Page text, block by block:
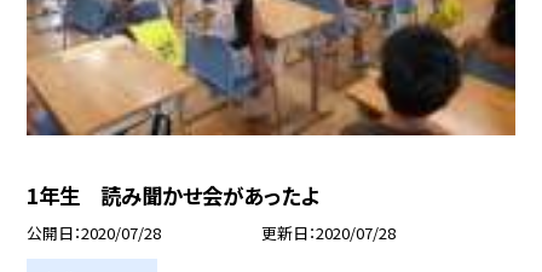
1年生 読み聞かせ会があったよ
公開日 2020/07/28 更新日 2020/07/28